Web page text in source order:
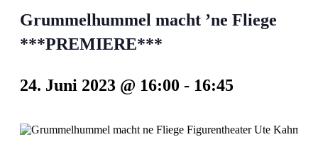
Grummelhummel macht ’ne Fliege
***PREMIERE***
24. Juni 2023 @ 16:00 - 16:45